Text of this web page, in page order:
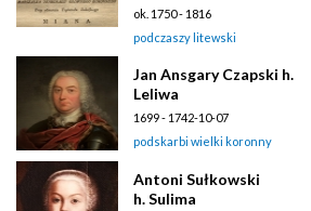
ok. 1750 - 1816
podczaszy litewski
Jan Ansgary Czapski h.
Leliwa
1699 - 1742-10-07
podskarbi wielki koronny
Antoni Sułkowski
h. Sulima